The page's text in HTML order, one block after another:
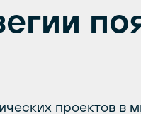
проектов в